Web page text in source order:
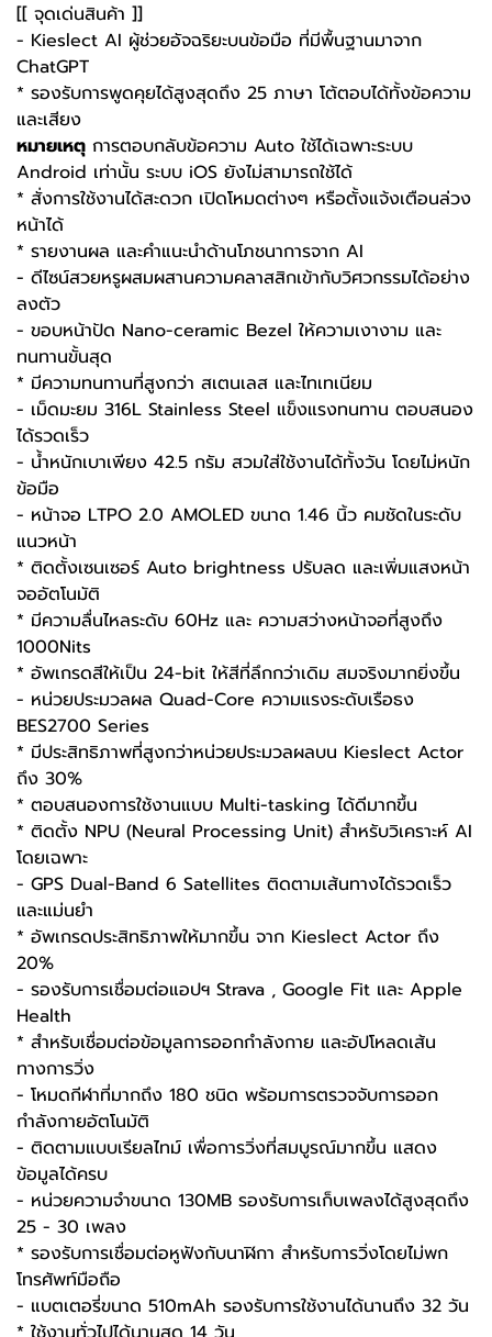
[[ จุดเด่นสินค้า ]]
- Kieslect AI ผู้ช่วยอัจฉริยะบนข้อมือ ที่มีพื้นฐานมาจาก
ChatGPT
* รองรับการพูดคุยได้สูงสุดถึง 25 ภาษา โต้ตอบได้ทั้งข้อความ
และเสียง
หมายเหตุ การตอบกลับข้อความ Auto ใช้ได้เฉพาะระบบ
Android เท่านั้น ระบบ iOS ยังไม่สามารถใช้ได้
* สั่งการใช้งานได้สะดวก เปิดโหมดต่างๆ หรือตั้งแจ้งเตือนล่วง
หน้าได้
* รายงานผล และคำแนะนำด้านโภชนาการจาก AI
- ดีไซน์สวยหรูผสมผสานความคลาสสิกเข้ากับวิศวกรรมได้อย่าง
ลงตัว
- ขอบหน้าปัด Nano-ceramic Bezel ให้ความเงางาม และ
ทนทานขั้นสุด
* มีความทนทานที่สูงกว่า สเตนเลส และไทเทเนียม
- เม็ดมะยม 316L Stainless Steel แข็งแรงทนทาน ตอบสนอง
ได้รวดเร็ว
- น้ำหนักเบาเพียง 42.5 กรัม สวมใส่ใช้งานได้ทั้งวัน โดยไม่หนัก
ข้อมือ
- หน้าจอ LTPO 2.0 AMOLED ขนาด 1.46 นิ้ว คมชัดในระดับ
แนวหน้า
* ติดตั้งเซนเซอร์ Auto brightness ปรับลด และเพิ่มแสงหน้า
จออัตโนมัติ
* มีความลื่นไหลระดับ 60Hz และ ความสว่างหน้าจอที่สูงถึง
1000Nits
* อัพเกรดสีให้เป็น 24-bit ให้สีที่ลึกกว่าเดิม สมจริงมากยิ่งขึ้น
- หน่วยประมวลผล Quad-Core ความแรงระดับเรือธง
BES2700 Series
* มีประสิทธิภาพที่สูงกว่าหน่วยประมวลผลบน Kieslect Actor
ถึง 30%
* ตอบสนองการใช้งานแบบ Multi-tasking ได้ดีมากขึ้น
* ติดตั้ง NPU (Neural Processing Unit) สำหรับวิเคราะห์ AI
โดยเฉพาะ
- GPS Dual-Band 6 Satellites ติดตามเส้นทางได้รวดเร็ว
และแม่นยำ
* อัพเกรดประสิทธิภาพให้มากขึ้น จาก Kieslect Actor ถึง
20%
- รองรับการเชื่อมต่อแอปฯ Strava , Google Fit และ Apple
Health
* สำหรับเชื่อมต่อข้อมูลการออกกำลังกาย และอัปโหลดเส้น
ทางการวิ่ง
- โหมดกีฬาที่มากถึง 180 ชนิด พร้อมการตรวจจับการออก
กำลังกายอัตโนมัติ
- ติดตามแบบเรียลไทม์ เพื่อการวิ่งที่สมบูรณ์มากขึ้น แสดง
ข้อมูลได้ครบ
- หน่วยความจำขนาด 130MB รองรับการเก็บเพลงได้สูงสุดถึง
25 - 30 เพลง
* รองรับการเชื่อมต่อหูฟังกับนาฬิกา สำหรับการวิ่งโดยไม่พก
โทรศัพท์มือถือ
- แบตเตอรี่ขนาด 510mAh รองรับการใช้งานได้นานถึง 32 วัน